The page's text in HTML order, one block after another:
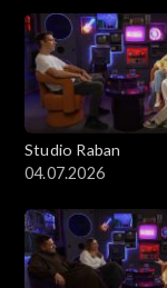
Studio Raban
04.07.2026